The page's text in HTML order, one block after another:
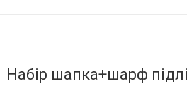
Набір шапка+шарф